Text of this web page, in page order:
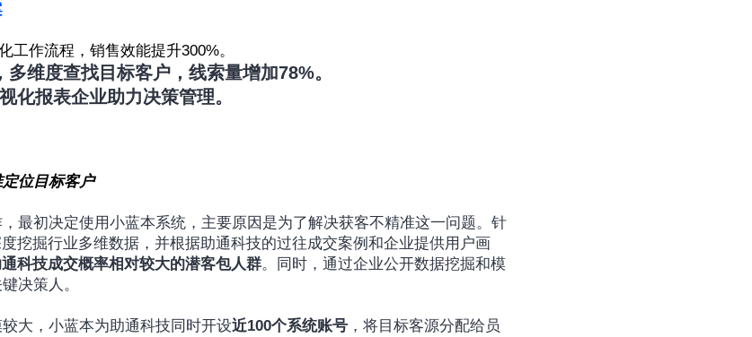
工作流程，销售效能提升300%。
多维度查找目标客户，线索量增加78%。
化报表企业助力决策管理。
位目标客户
最初决定使用小蓝本系统，主要原因是为了解决获客不精准这一问题。针
挖掘行业多维数据，并根据助通科技的过往成交案例和企业提供用户画
科技成交概率相对较大的潜客包人群。同时，通过企业公开数据挖掘和模
决策人。
大，小蓝本为助通科技同时开设近100个系统账号 ，将目标客源分配给员